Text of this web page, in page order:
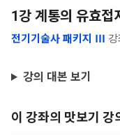
1강 계통의 유효접
전기기술사 패키지 Ⅲ
강의 대본 보기
이 강좌의 맛보기 강